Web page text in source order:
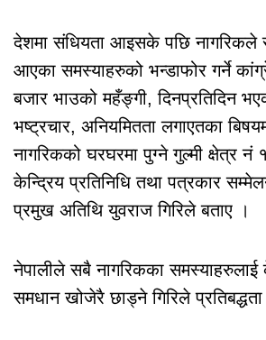
देशमा संधियता आइसके पछि नागरिकले
आएका समस्याहरुको भन्डाफोर गर्ने
बजार भाउको महँङ्गी, दिनप्रतिदिन
भष्ट्रचार, अनियमितता लगाएतका
नागरिकको घरघरमा पुग्ने गुल्मी क्षेत्र नं
केन्द्रिय प्रतिनिधि तथा पत्रकार
प्रमुख अतिथि युवराज गिरिले बताए ।
नेपालीले सबै नागरिकका समस्याहरुलाई
समधान खोजेरै छाड्ने गिरिले